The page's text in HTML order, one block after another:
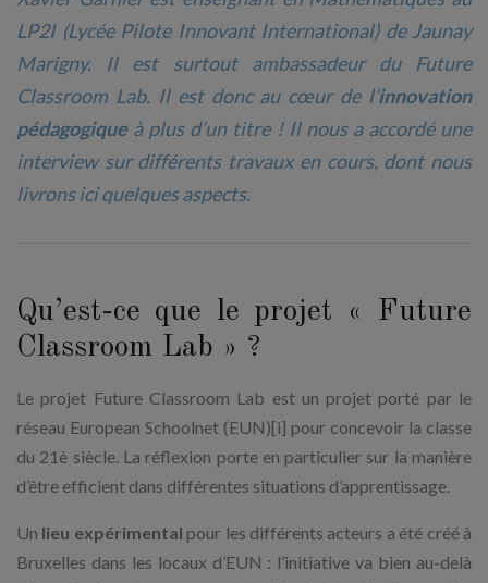
LP2I(Lycée Pilote Innovant International) de Jaunay
Marigny. Il est surtout ambassadeur du Future
Classroom Lab. Il est donc au cœur de l’innovation
pédagogiqueà plus d’un titre ! Il nous a accordé une
interview sur différents travaux en cours, dont nous
livrons ici quelques aspects.
Qu’est-ce que le projet « Future
Classroom Lab » ?
Le projet Future Classroom Lab est un projet porté par le
réseau European Schoolnet (EUN)[i] pour concevoir la classe
du 21è siècle. La réflexion porte en particulier sur la manière
d’être efficient dans différentes situations d’apprentissage.
Un lieu expérimental pour les différents acteurs a été créé à
Bruxelles dans les locaux d’EUN : l’initiative va bien au-delà